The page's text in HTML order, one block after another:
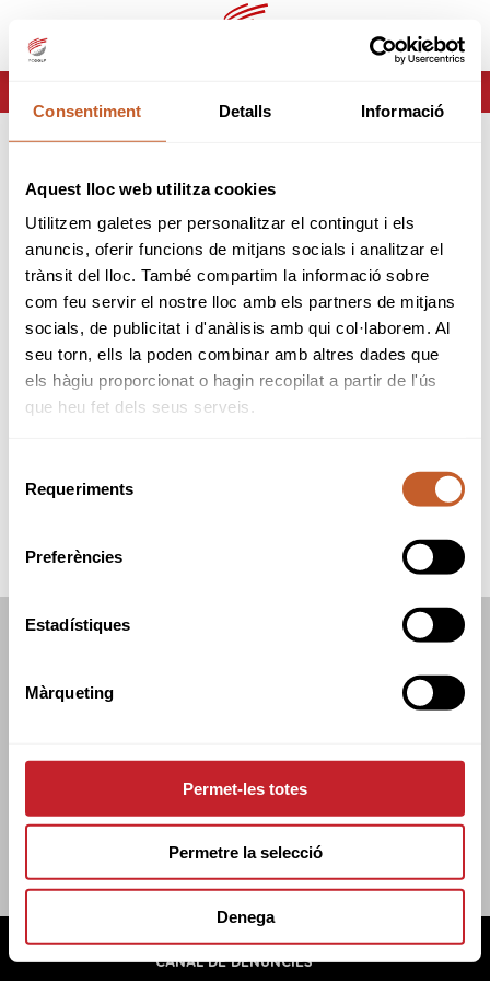
Consentiment Detalls Informació
Aquest lloc web utilitza cookies
Utilitzem galetes per personalitzar el contingut i els
anuncis, oferir funcions de mitjans socials i analitzar el
trànsit del lloc. També compartim la informació sobre
com feu servir el nostre lloc amb els partners de mitjans
socials, de publicitat i d'anàlisis amb qui col·laborem. Al
seu torn, ells la poden combinar amb altres dades que
els hàgiu proporcionat o hagin recopilat a partir de l'ús
que heu fet dels seus serveis.
Requeriments
Preferències
Estadístiques
Màrqueting
Permet-les totes
Permetre la selecció
Denega
ca es
Página no encontrada
Lo sentimos pero la página que estas buscando no
existe o ha cambiado.
tornar
C/TUSET 32, 8ÈNA PLANTA. 08006 BCN
POLÍTICA DE COOKIES
POLÍTICA DE PRIVADESA
CANAL DE DENÚNCIES